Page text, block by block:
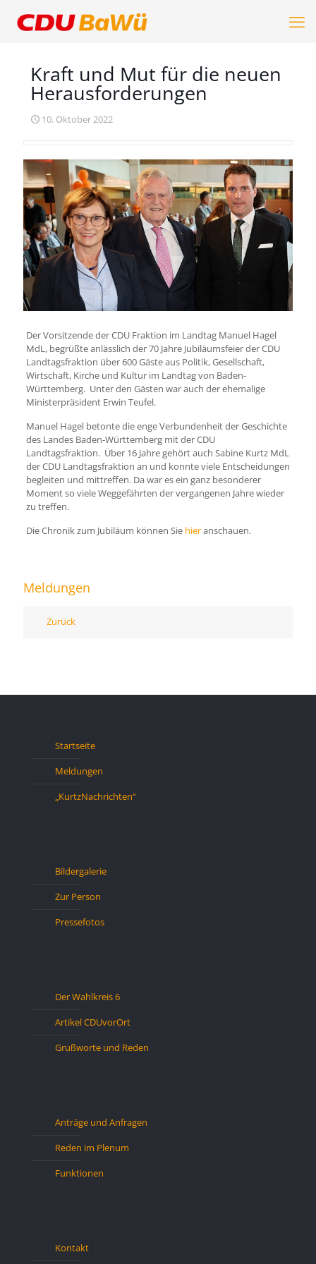
Kraft und Mut für die neuen
Herausforderungen
10. Oktober 2022
Der Vorsitzende der CDU Fraktion im Landtag Manuel Hagel
MdL, begrüßte anlässlich der 70 Jahre Jubiläumsfeier der CDU
Landtagsfraktion über 600 Gäste aus Politik, Gesellschaft,
Wirtschaft, Kirche und Kultur im Landtag von Baden-
Württemberg. Unter den Gästen war auch der ehemalige
Ministerpräsident Erwin Teufel.
Manuel Hagel betonte die enge Verbundenheit der Geschichte
des Landes Baden-Württemberg mit der CDU
Landtagsfraktion. Über 16 Jahre gehört auch Sabine Kurtz MdL
der CDU Landtagsfraktion an und konnte viele Entscheidungen
begleiten und mittreffen. Da war es ein ganz besonderer
Moment so viele Weggefährten der vergangenen Jahre wieder
zu treffen.
Die Chronik zum Jubiläum können Sie hieranschauen.
Meldungen
Zurück
Startseite
Meldungen
„KurtzNachrichten“
Bildergalerie
Zur Person
Pressefotos
Der Wahlkreis 6
Artikel CDUvorOrt
Grußworte und Reden
Anträge und Anfragen
Reden im Plenum
Funktionen
Kontakt